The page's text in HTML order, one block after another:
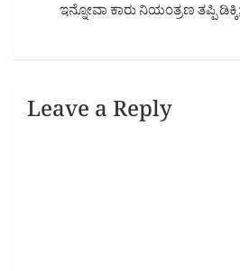
ಇನ್ನೋವಾ ಕಾರು ನಿಯಂತ್ರಣ ತಪ್ಪಿ
Leave a Reply